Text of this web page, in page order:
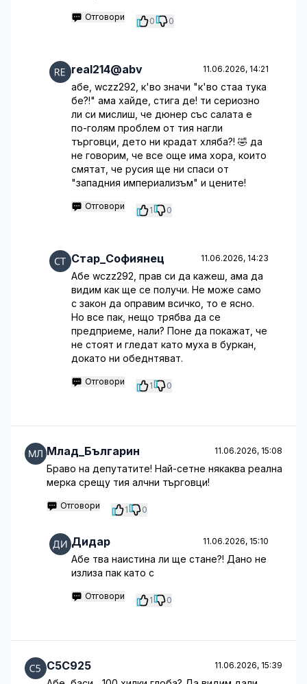
Отговори 0 0
real214@abv 11.06.2026, 14:21
абе, wczz292, к'во значи "к'во стаа тука
бе?!" ама хайде, стига де! ти сериозно
ли си мислиш, че дюнер със салата е
по-голям проблем от тия нагли
търговци, дето ни крадат хляба?! 🤣 да
не говорим, че все още има хора, които
смятат, че русия ще ни спаси от
"западния империализъм" и цените!
Отговори 1 0
Стар_Софиянец 11.06.2026, 14:23
Абе wczz292, прав си да кажеш, ама да
видим как ще се получи. Не може само
с закон да оправим всичко, то е ясно.
Но все пак, нещо трябва да се
предприеме, нали? Поне да покажат, че
не стоят и гледат като муха в буркан,
докато ни обеднтяват.
Отговори 1 0
Млад_Българин 11.06.2026, 15:08
Браво на депутатите! Най-сетне някаква реална
мерка срещу тия алчни търговци!
Отговори 1 0
Дидар 11.06.2026, 15:10
Абе тва наистина ли ще стане?! Дано не
излиза пак като с
Отговори 1 0
C5C925 11.06.2026, 15:39